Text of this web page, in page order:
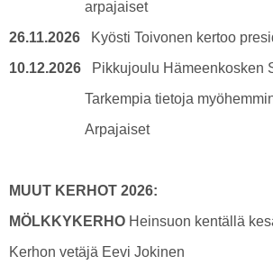
arpajaiset
26.11.2026 Kyösti Toivonen kertoo
10.12.2026
Pikkujoulu Hämeenkosken
Tarkempia tietoja
Arpajaiset
MUUT KERHOT 2026:
MÖLKKYKERHO Heinsuon kentällä
Kerhon vetäjä Eevi Jokinen